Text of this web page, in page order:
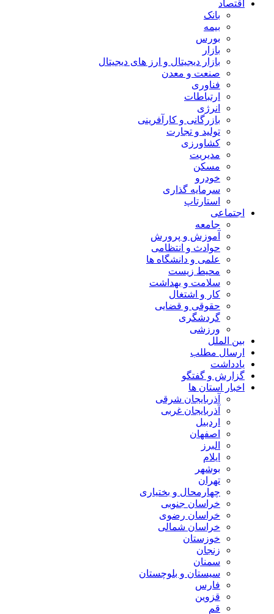
اقتصاد
بانک
بیمه
بورس
بازار
بازار دیجیتال و ارز های دیجیتال
صنعت و معدن
فناوری
ارتباطات
انرژی
بازرگانی و کارآفرینی
تولید و تجارت
کشاورزی
مدیریت
مسکن
خودرو
سرمایه گذاری
استارتاپ
اجتماعی
جامعه
آموزش و پرورش
حوادث و انتظامی
علمی و دانشگاه ها
محیط زیست
سلامت و بهداشت
کار و اشتغال
حقوقی و قضایی
گردشگری
ورزشی
بین الملل
ارسال مطلب
یادداشت
گزارش و گفتگو
اخبار استان ها
آذربایجان شرقی
آذربایجان غربی
اردبیل
اصفهان
البرز
ایلام
بوشهر
تهران
چهارمحال و بختیاری
خراسان جنوبی
خراسان رضوی
خراسان شمالی
خوزستان
زنجان
سمنان
سیستان و بلوچستان
فارس
قزوین
قم